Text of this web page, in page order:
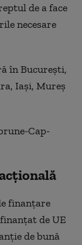
de a face
necesare
în Bucureşti,
Iaşi, Mureş
Cap-
finanţare
de UE
de bună